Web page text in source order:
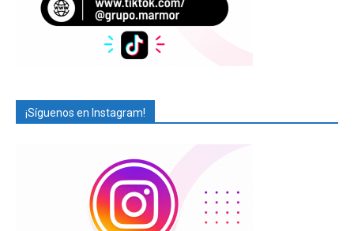
¡Síguenos en Instagram!